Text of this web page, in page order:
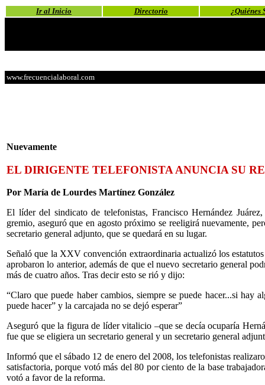
Ir al Inicio Directorio ¿Quiénes
www.frecuencialaboral.com
Nuevamente
EL DIRIGENTE TELEFONISTA ANUNCIA SU
Por María de Lourdes Martínez González
El líder del sindicato de telefonistas, Francisco Hernández
gremio, aseguró que en agosto próximo se reeligirá nuevamente,
secretario general adjunto, que se quedará en su lugar.
Señaló que la XXV convención extraordinaria actualizó los
aprobaron lo anterior, además de que el nuevo secretario general
más de cuatro años. Tras decir esto se rió y dijo:
“Claro que puede haber cambios, siempre se puede hacer...si hay
puede hacer” y la carcajada no se dejó esperar”
Aseguró que la figura de líder vitalicio –que se decía ocuparía
fue que se eligiera un secretario general y un secretario general
Informó que el sábado 12 de enero del 2008, los telefonistas
satisfactoria, porque votó más del 80 por ciento de la base
votó a favor de la reforma.